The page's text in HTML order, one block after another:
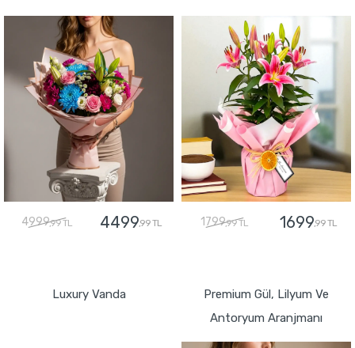
4999,99 TL 4499,99 TL 1799,99 TL 1699,99 TL
Luxury Vanda
Premium Gül, Lilyum Ve
Antoryum Aranjmanı